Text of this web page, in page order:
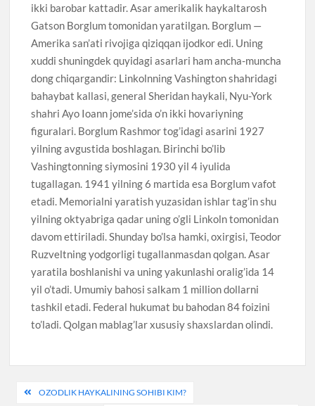
ikki barobar kattadir. Asar amerikalik haykaltarosh
Gatson Borglum tomonidan yaratilgan. Borglum —
Amerika san’ati rivojiga qiziqqan ijodkor edi. Uning
xuddi shuningdek quyidagi asarlari ham ancha-muncha
dong chiqargandir: Linkolnning Vashington shahridagi
bahaybat kallasi, general Sheridan haykali, Nyu-York
shahri Ayo Ioann jome’sida o’n ikki hovariyning
figuralari. Borglum Rashmor tog’idagi asarini 1927
yilning avgustida boshlagan. Birinchi bo’lib
Vashingtonning siymosini 1930 yil 4 iyulida
tugallagan. 1941 yilning 6 martida esa Borglum vafot
etadi. Memorialni yaratish yuzasidan ishlar tag’in shu
yilning oktyabriga qadar uning o’gli Linkoln tomonidan
davom ettiriladi. Shunday bo’lsa hamki, oxirgisi, Teodor
Ruzveltning yodgorligi tugallanmasdan qolgan. Asar
yaratila boshlanishi va uning yakunlashi oralig’ida 14
yil o’tadi. Umumiy bahosi salkam 1 million dollarni
tashkil etadi. Federal hukumat bu bahodan 84 foizini
to’ladi. Qolgan mablag’lar xususiy shaxslardan olindi.
PostOZODLIK HAYKALINING SOHIBI KIM?